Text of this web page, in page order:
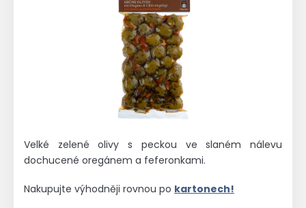
Velké zelené olivy s peckou ve slaném nálevu
dochucené oregánem a feferonkami.
Nakupujte výhodněji rovnou po kartonech!